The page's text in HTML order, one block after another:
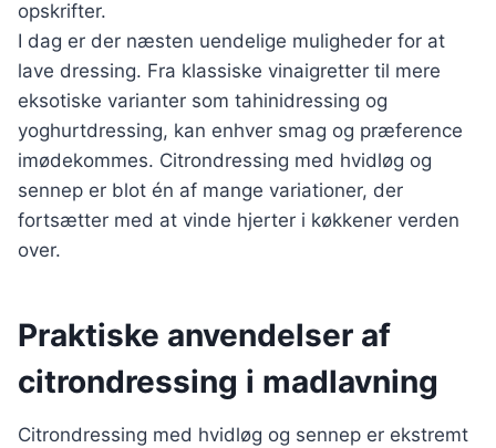
opskrifter.
I dag er der næsten uendelige muligheder for at
lave dressing. Fra klassiske vinaigretter til mere
eksotiske varianter som tahinidressing og
yoghurtdressing, kan enhver smag og præference
imødekommes. Citrondressing med hvidløg og
sennep er blot én af mange variationer, der
fortsætter med at vinde hjerter i køkkener verden
over.
Praktiske anvendelser af
citrondressing i madlavning
Citrondressing med hvidløg og sennep er ekstremt